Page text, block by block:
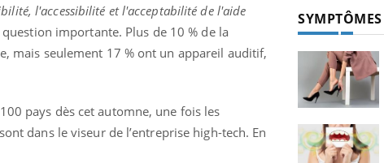
l'accessibilité et l'acceptabilité de l'aide
importante. Plus de 10 % de la
mais seulement 17 % ont un appareil auditif,
pays dès cet automne, une fois les
dans le viseur de l’entreprise high-tech. En
SYMPTÔMES